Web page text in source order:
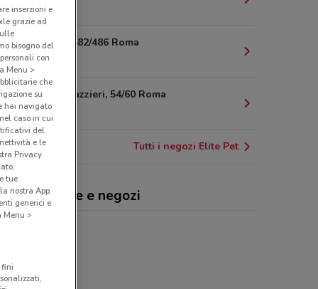
4.7 km
Via Appia, 482/486 Roma
8.7 km
Via dei Corazzieri, 54/60 Roma
12.4 km
Tutti i negozi Elite Pet
Pet, offerte e negozi
inserzioni e
grazie ad
bisogno del
con
Menu >
che
su
hai navigato
caso in cui
del
e le
Privacy
tue
nostra App.
generici e
Menu >
fini